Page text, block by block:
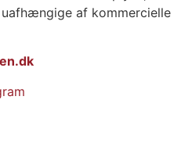
af kommercielle